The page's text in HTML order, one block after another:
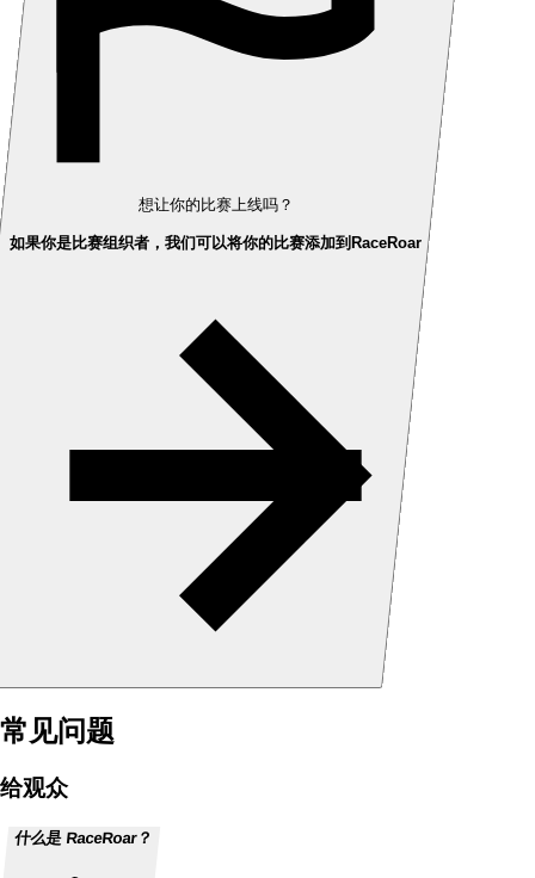
想让你的比赛上线吗？
如果你是比赛组织者，我们可以将你的比赛添加到RaceRoar
常见问题
给观众
什么是 RaceRoar？